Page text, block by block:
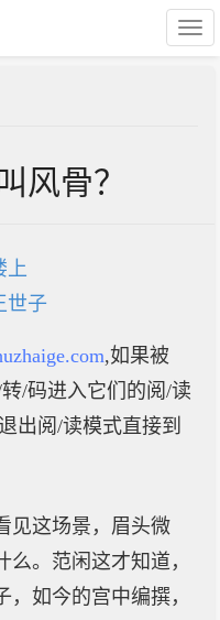
风骨？
上
世子
,如果被
/码进入它们的阅/读
出阅/读模式直接到
见这场景，眉头微
。范闲这才知道，
如今的宫中编撰，